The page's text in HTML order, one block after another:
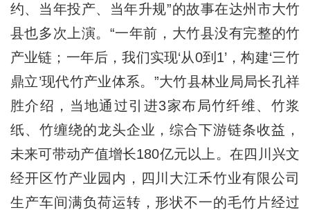
约、当年投产、当年升规”的故事在达州市大竹
县也多次上演。“一年前，大竹县没有完整的竹
产业链；一年后，我们实现‘从0到1’，构建‘三竹
鼎立’现代竹产业体系。”大竹县林业局局长孔祥
胜介绍，当地通过引进3家布局竹纤维、竹浆
纸、竹缠绕的龙头企业，综合下游链条收益，
未来可带动产值增长180亿元以上。在四川兴文
经开区竹产业园内，四川大江禾竹业有限公司
生产车间满负荷运转，形状不一的毛竹片经过